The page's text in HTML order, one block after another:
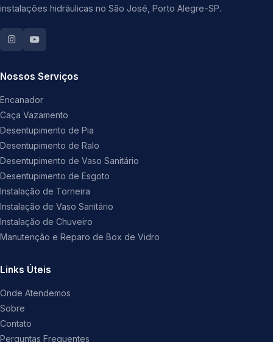
instalações hidráulicas no São José, Porto Alegre-SP.
Nossos Serviços
Encanador
Caça Vazamento
Desentupimento de Pia
Desentupimento de Ralo
Desentupimento de Vaso Sanitário
Desentupimento de Esgoto
Instalação de Torneira
Instalação de Vaso Sanitário
Instalação de Chuveiro
Manutenção e Reparo de Box de Vidro
Links Úteis
Onde Atendemos
Sobre
Contato
Perguntas Frequentes